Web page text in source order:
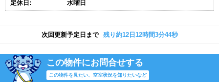
定休日: 水曜日
次回更新予定日まで 残り約12日12時間3分43秒
この物件にお問合せする
この物件を見たい、空室状況を知りたいなど